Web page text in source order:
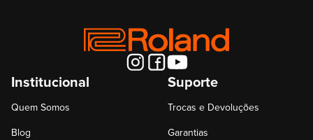
Institucional
Quem Somos
Blog
Suporte
Trocas e Devoluções
Garantias